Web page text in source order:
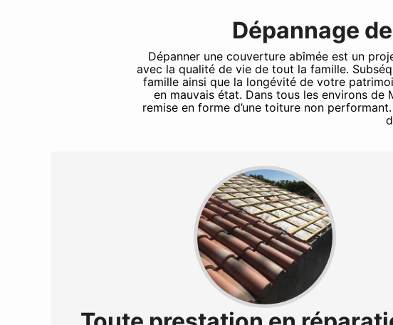
Dépannage
Dépanner une couverture abîmée est un
avec la qualité de vie de tout la famille.
famille ainsi que la longévité de votre
en mauvais état. Dans tous les environs de
remise en forme d’une toiture non